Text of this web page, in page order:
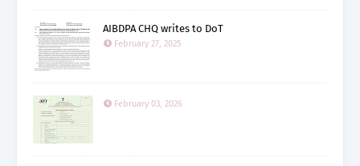
AIBDPA CHQ writes to DoT
February 27, 2025
February 03, 2026